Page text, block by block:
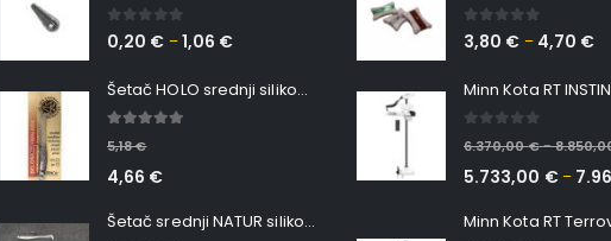
0 out of 5
0,20 € –1,06 €
Šetač HOLO srednji silikonska Ribica Belgrade Walker
5,18€
4,66 €
Šetač srednji NATUR silikonska ribica Belgrade Walker
0 out of 5
3,80 € – 4,70 €
6.370,00€–
5.733,00 €–